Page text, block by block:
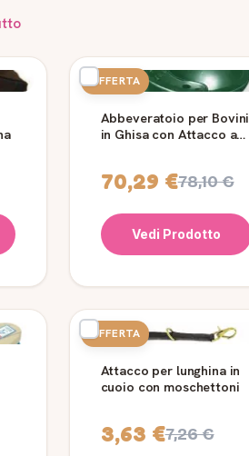
OFFERTA
Abbeveratoio per Bovini
in Ghisa con Attacco a
70,29 €78,10 €
Vedi Prodotto
OFFERTA
Attacco per lunghina in
cuoio con moschettoni
3,63 €7,26 €